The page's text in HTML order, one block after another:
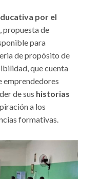
por el
, propuesta de
para
de propósito de
que cuenta
emprendedores
de sus historias
a los
formativas.